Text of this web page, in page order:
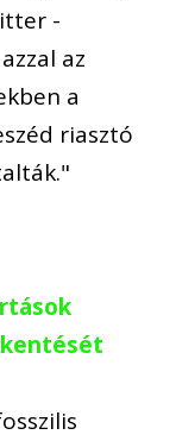
-
az
a
riasztó